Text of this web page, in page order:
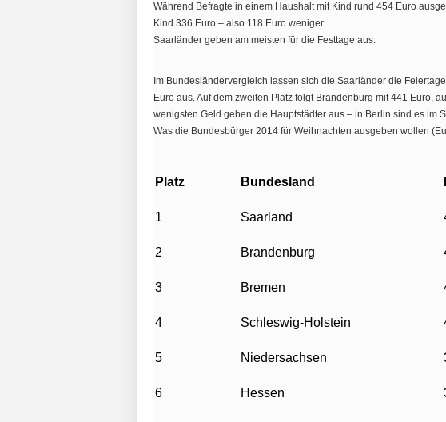
Während Befragte in einem Haushalt mit Kind rund 454 Euro
Kind 336 Euro – also 118 Euro weniger.
Saarländer geben am meisten für die Festtage aus.
Im Bundesländervergleich lassen sich die Saarländer die
Euro aus. Auf dem zweiten Platz folgt Brandenburg mit 441 Euro,
wenigsten Geld geben die Hauptstädter aus – in Berlin sind es im
Was die Bundesbürger 2014 für Weihnachten ausgeben wollen
Platz Bundesland
1 Saarland
2 Brandenburg
3 Bremen
4 Schleswig-Holstein
5 Niedersachsen
6 Hessen